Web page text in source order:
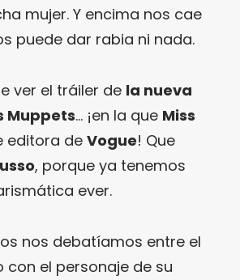
mujer. Y encima nos cae
puede dar rabia ni nada.
ver el tráiler de la nueva
Muppets… ¡en la que Miss
editora de Vogue! Que
, porque ya tenemos
ever.
nos debatíamos entre el
con el personaje de su